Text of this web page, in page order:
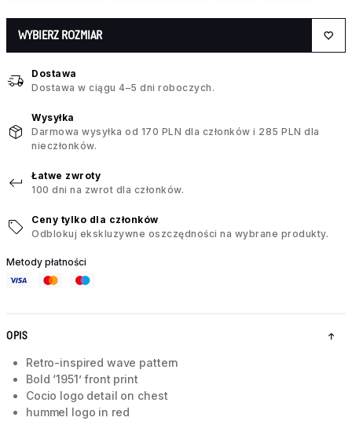
WYBIERZ ROZMIAR
Dostawa
Dostawa w ciągu 4–5 dni roboczych.
Wysyłka
Darmowa wysyłka od 170 PLN dla członków i 285 PLN dla
nieczłonków.
Łatwe zwroty
100 dni na zwrot dla członków.
Ceny tylko dla członków
Odblokuj ekskluzywne oszczędności na wybrane produkty.
Metody płatności
OPIS
Retro-inspired wave pattern
Bold ‘1951’ front print
Cocio logo detail on chest
hummel logo in red